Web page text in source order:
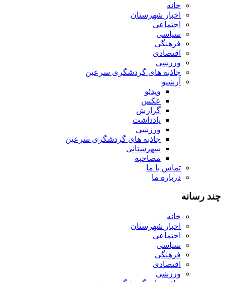
خانه
اخبار شهرستان
اجتماعی
سیاسی
فرهنگی
اقتصادی
ورزشی
جاذبه های گردشگری سرعین
آرشیو
ویدئو
عکس
گزارش
یادداشت
ورزشی
جاذبه های گردشگری سرعین
شهرستانی
مصاحبه
تماس با ما
درباره ما
چند رسانه
خانه
اخبار شهرستان
اجتماعی
سیاسی
فرهنگی
اقتصادی
ورزشی